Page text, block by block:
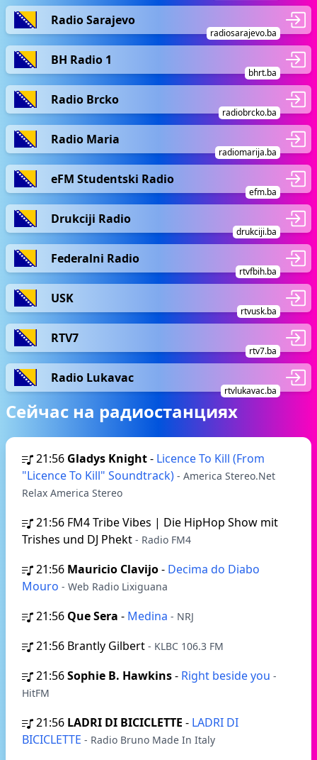
Radio Sarajevo
radiosarajevo.ba
BH Radio 1
bhrt.ba
Radio Brcko
radiobrcko.ba
Radio Maria
radiomarija.ba
eFM Studentski Radio
efm.ba
Drukciji Radio
drukciji.ba
Federalni Radio
rtvfbih.ba
USK
rtvusk.ba
RTV7
rtv7.ba
Radio Lukavac
rtvlukavac.ba
Сейчас на радиостанциях
21:56 Gladys Knight- Licence To Kill (From
"Licence To Kill" Soundtrack) - America Stereo.Net
Relax America Stereo
21:56 FM4 Tribe Vibes | Die HipHop Show mit
Trishes und DJ Phekt - Radio FM4
21:56 Mauricio Clavijo- Decima do Diabo
Mouro - Web Radio Lixiguana
21:56 Que Sera - Medina - NRJ
21:56 Brantly Gilbert - KLBC 106.3 FM
21:56Sophie B. Hawkins- Right beside you -
HitFM
21:56 LADRI DI BICICLETTE - LADRI DI
BICICLETTE - Radio Bruno Made In Italy